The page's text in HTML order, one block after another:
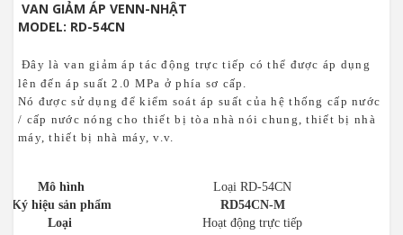
VAN GIẢM ÁP VENN-NHẬT
MODEL: RD-54CN
Đây là van giảm áp tác động trực tiếp có thể được áp dụng
lên đến áp suất 2.0 MPa ở phía sơ cấp.
Nó được sử dụng để kiểm soát áp suất của hệ thống cấp nước
/ cấp nước nóng cho thiết bị tòa nhà nói chung, thiết bị nhà
máy, thiết bị nhà máy, v.v.
Mô hình
Loại RD-54CN
Ký hiệu sản phẩm
RD54CN-M
Loại
Hoạt động trực tiếp